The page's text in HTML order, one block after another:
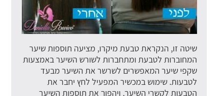
שיטה זו, הנקראת טבעת מיקרו, מציעה תוספות שיער
המחוברות לטבעת ומתחברות לשורש השיער באמצעות
שקפי שיער המאפשרים לשרשר את השיער מבעד
לטבעות. שימוש במכשיר המפעיל לחץ יחבר את
הטבעות לקשרי השיער, ויהפוך את תוספות השיער